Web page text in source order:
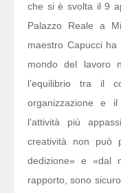
che si è svolta il 9
Palazzo Reale a
maestro Capucci ha
mondo del lavoro
l’equilibrio tra il
organizzazione e il
l’attività più
creatività non può
dedizione» e «dal
rapporto, sono